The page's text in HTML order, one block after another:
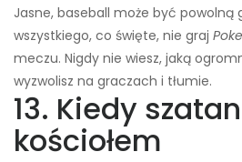
Jasne, baseball może być powolną
wszystkiego, co święte, nie graj
meczu. Nigdy nie wiesz, jaką
wyzwolisz na graczach i tłumie.
13. Kiedy
kościołem